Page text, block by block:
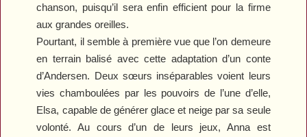
chanson, puisqu’il sera enfin efficient pour la firme
aux grandes oreilles.
Pourtant, il semble à première vue que l’on demeure
en terrain balisé avec cette adaptation d’un conte
d’Andersen. Deux sœurs inséparables voient leurs
vies chamboulées par les pouvoirs de l’une d’elle,
Elsa, capable de générer glace et neige par sa seule
volonté. Au cours d’un de leurs jeux, Anna est